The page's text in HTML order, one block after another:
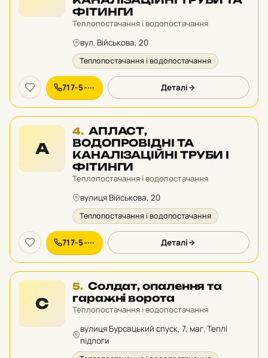
рейтингу:
ФІТИНГИ
Теплопостачання і водопостачання
вул. Військова, 20
Теплопостачання і водопостачання
717-5-··· Деталі
А
4. Місце
4
у
рейтингу:
АПЛАСТ,
ВОДОПРОВІДНІ ТА
КАНАЛІЗАЦІЙНІ ТРУБИ І
ФІТИНГИ
Теплопостачання і водопостачання
вулиця Військова, 20
Теплопостачання і водопостачання
717-5-··· Деталі
С
5. Місце
5
у
Солдат, опалення та
гаражні ворота
Теплопостачання і водопостачання
вулиця Бурсацький спуск, 7, маг. Теплі
підлоги